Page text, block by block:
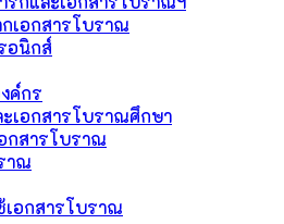
เอกสารโบราณ
อนิกส์
ค์กร
ะเอกสารโบราณศึกษา
กสารโบราณ
าณ
เอกสารโบราณ